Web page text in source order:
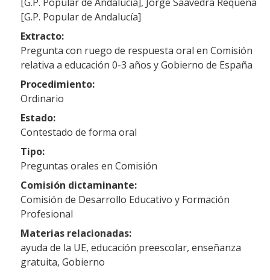
[G.P. Popular de Andalucía]
Extracto:
Pregunta con ruego de respuesta oral en Comisión
relativa a educación 0-3 años y Gobierno de España
Procedimiento:
Ordinario
Estado:
Contestado de forma oral
Tipo:
Preguntas orales en Comisión
Comisión dictaminante:
Comisión de Desarrollo Educativo y Formación
Profesional
Materias relacionadas:
ayuda de la UE, educación preescolar, enseñanza
gratuita, Gobierno